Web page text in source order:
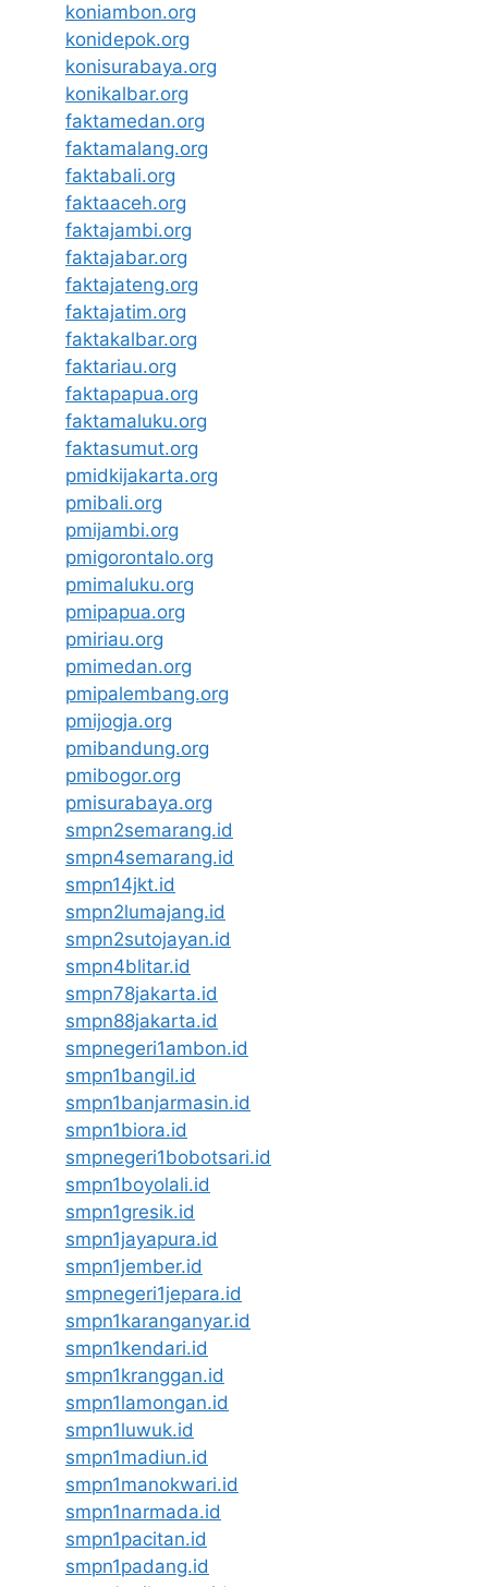
koniambon.org
konidepok.org
konisurabaya.org
konikalbar.org
faktamedan.org
faktamalang.org
faktabali.org
faktaaceh.org
faktajambi.org
faktajabar.org
faktajateng.org
faktajatim.org
faktakalbar.org
faktariau.org
faktapapua.org
faktamaluku.org
faktasumut.org
pmidkijakarta.org
pmibali.org
pmijambi.org
pmigorontalo.org
pmimaluku.org
pmipapua.org
pmiriau.org
pmimedan.org
pmipalembang.org
pmijogja.org
pmibandung.org
pmibogor.org
pmisurabaya.org
smpn2semarang.id
smpn4semarang.id
smpn14jkt.id
smpn2lumajang.id
smpn2sutojayan.id
smpn4blitar.id
smpn78jakarta.id
smpn88jakarta.id
smpnegeri1ambon.id
smpn1bangil.id
smpn1banjarmasin.id
smpn1biora.id
smpnegeri1bobotsari.id
smpn1boyolali.id
smpn1gresik.id
smpn1jayapura.id
smpn1jember.id
smpnegeri1jepara.id
smpn1karanganyar.id
smpn1kendari.id
smpn1kranggan.id
smpn1lamongan.id
smpn1luwuk.id
smpn1madiun.id
smpn1manokwari.id
smpn1narmada.id
smpn1pacitan.id
smpn1padang.id